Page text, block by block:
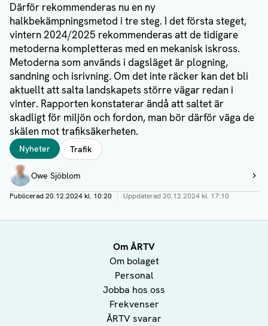
Därför rekommenderas nu en ny
halkbekämpningsmetod i tre steg. I det första steget,
vintern 2024/2025 rekommenderas att de tidigare
metoderna kompletteras med en mekanisk iskross.
Metoderna som används i dagsläget är plogning,
sandning och isrivning. Om det inte räcker kan det bli
aktuellt att salta landskapets större vägar redan i
vinter. Rapporten konstaterar ändå att saltet är
skadligt för miljön och fordon, man bör därför väga de
skälen mot trafiksäkerheten.
Taggar
Nyheter Trafik
Författare
Owe Sjöblom
Visa profil
Publicerad20.12.2024 kl. 10:20 | Uppdaterad20.12.2024 kl. 17:10
Om ÅRTV
Om bolaget
Personal
Jobba hos oss
Frekvenser
ÅRTV svarar